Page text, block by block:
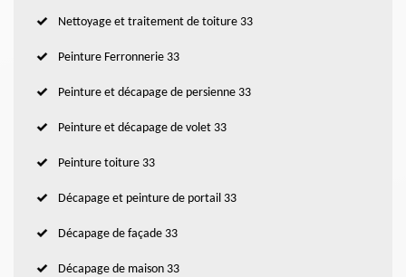
Nettoyage et traitement de toiture 33
Peinture Ferronnerie 33
Peinture et décapage de persienne 33
Peinture et décapage de volet 33
Peinture toiture 33
Décapage et peinture de portail 33
Décapage de façade 33
Décapage de maison 33